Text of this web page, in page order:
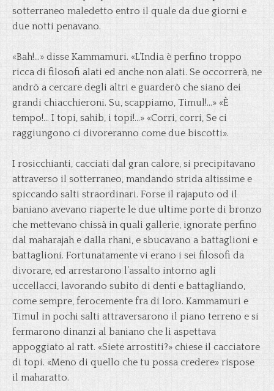
sotterraneo maledetto entro il quale da due giorni e
due notti penavano.
«Bah!…» disse Kammamuri. «L’India è perfino troppo
ricca di filosofi alati ed anche non alati. Se occorrerà, ne
andrò a cercare degli altri e guarderò che siano dei
grandi chiacchieroni. Su, scappiamo, Timul!…» «È
tempo!… I topi, sahib, i topi!…» «Corri, corri, Se ci
raggiungono ci divoreranno come due biscotti».
I rosicchianti, cacciati dal gran calore, si precipitavano
attraverso il sotterraneo, mandando strida altissime e
spiccando salti straordinari. Forse il rajaputo od il
baniano avevano riaperte le due ultime porte di bronzo
che mettevano chissà in quali gallerie, ignorate perfino
dal maharajah e dalla rhani, e sbucavano a battaglioni e
battaglioni. Fortunatamente vi erano i sei filosofi da
divorare, ed arrestarono l’assalto intorno agli
uccellacci, lavorando subito di denti e battagliando,
come sempre, ferocemente fra di loro. Kammamuri e
Timul in pochi salti attraversarono il piano terreno e si
fermarono dinanzi al baniano che li aspettava
appoggiato al ratt. «Siete arrostiti?» chiese il cacciatore
di topi. «Meno di quello che tu possa credere» rispose
il maharatto.